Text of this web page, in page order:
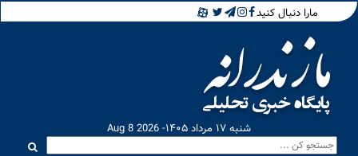
مارا دنبال کنید
شنبه ۱۷ مرداد ۱۴۰۵- Aug 8 2026